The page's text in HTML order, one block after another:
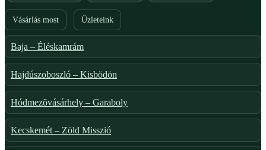
Vásárlás most Üzleteink
Baja – Éléskamrám
Hajdúszoboszló – Kisbödön
Hódmezõvásárhely – Garaboly
Kecskemét – Zöld Misszió